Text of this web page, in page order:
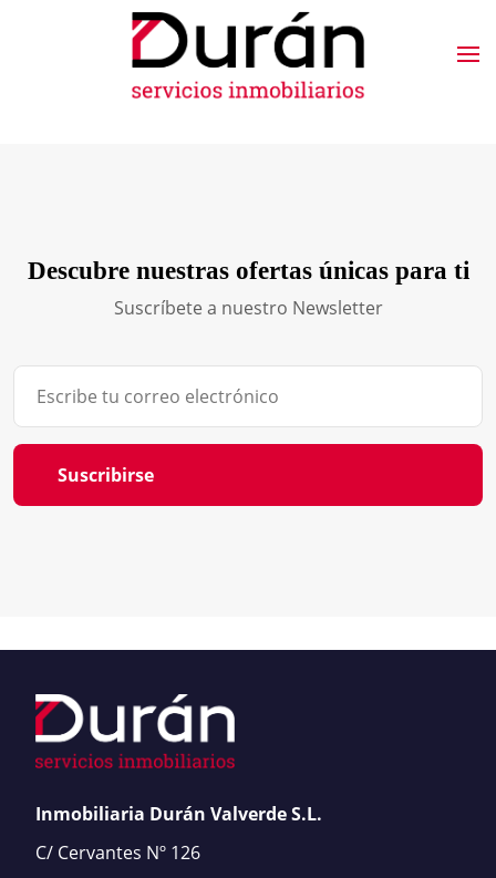
Descubre nuestras ofertas únicas para ti
Suscríbete a nuestro Newsletter
Suscribirse
Inmobiliaria Durán Valverde S.L.
C/ Cervantes Nº 126